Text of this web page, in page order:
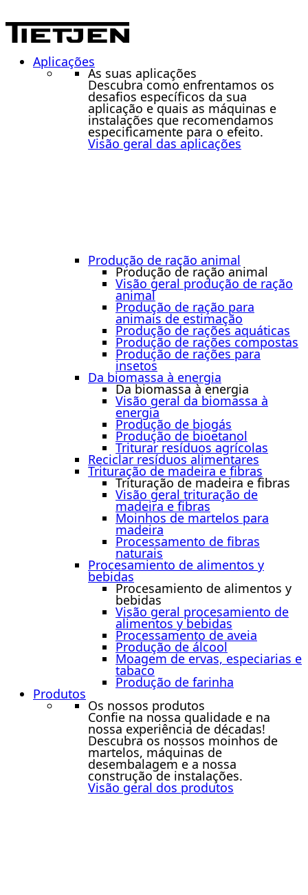
Aplicações
As suas aplicações
Descubra como enfrentamos os
desafios específicos da sua
aplicação e quais as máquinas e
instalações que recomendamos
especificamente para o efeito.
Visão geral das aplicações
Produção de ração animal
Produção de ração animal
Visão geral produção de ração
animal
Produção de ração para
animais de estimação
Produção de rações aquáticas
Produção de rações compostas
Produção de rações para
insetos
Da biomassa à energia
Da biomassa à energia
Visão geral da biomassa à
energia
Produção de biogás
Produção de bioetanol
Triturar resíduos agrícolas
Reciclar resíduos alimentares
Trituração de madeira e fibras
Trituração de madeira e fibras
Visão geral trituração de
madeira e fibras
Moinhos de martelos para
madeira
Processamento de fibras
naturais
Procesamiento de alimentos y
bebidas
Procesamiento de alimentos y
bebidas
Visão geral procesamiento de
alimentos y bebidas
Processamento de aveia
Produção de álcool
Moagem de ervas, especiarias e
tabaco
Produção de farinha
Produtos
Os nossos produtos
Confie na nossa qualidade e na
nossa experiência de décadas!
Descubra os nossos moinhos de
martelos, máquinas de
desembalagem e a nossa
construção de instalações.
Visão geral dos produtos